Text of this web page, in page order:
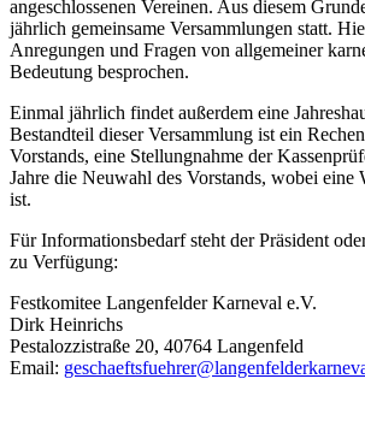
angeschlossenen Vereinen. Aus diesem
jährlich gemeinsame Versammlungen statt.
Anregungen und Fragen von allgemeiner
Bedeutung besprochen.
Einmal jährlich findet außerdem eine
Bestandteil dieser Versammlung ist ein
Vorstands, eine Stellungnahme der
Jahre die Neuwahl des Vorstands, wobei
ist.
Für Informationsbedarf steht der Präsident
zu Verfügung:
Festkomitee Langenfelder Karneval e.V.
Dirk Heinrichs
Pestalozzistraße 20, 40764 Langenfeld
Email: geschaeftsfuehrer@langenfel